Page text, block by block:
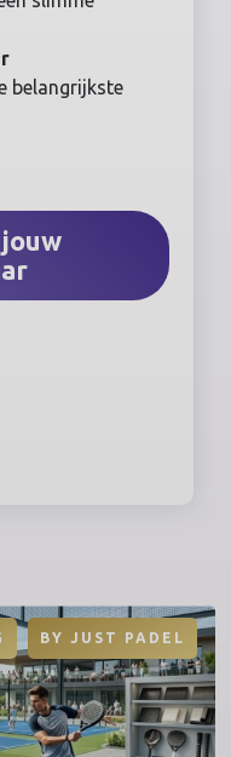
belangrijkste
BYJUST PADEL